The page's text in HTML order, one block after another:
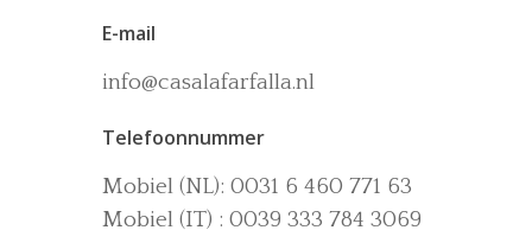
E-mail
info@casalafarfalla.nl
Telefoonnummer
Mobiel (NL): 0031 6 460 771 63
Mobiel (IT) : 0039 333 784 3069
Wijn-en Olijfgaard
Accommodaties